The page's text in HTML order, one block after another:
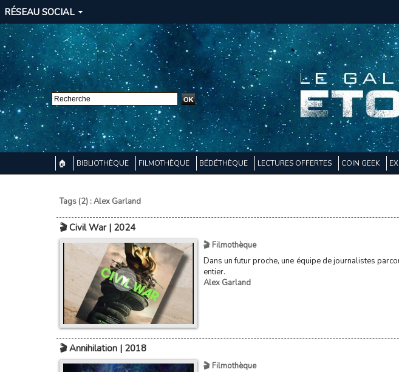
RÉSEAU SOCIAL
🏠 BIBLIOTHÈQUE FILMOTHÈQUE BÉDÉTHÈQUE LECTURES OFFERTES COIN GEEK
Tags (2) : Alex Garland
🎬 Civil War | 2024
🎬 Filmothèque
Dans un futur proche, une équipe de journalistes
entier.
Alex Garland
🎬 Annihilation | 2018
🎬 Filmothèque